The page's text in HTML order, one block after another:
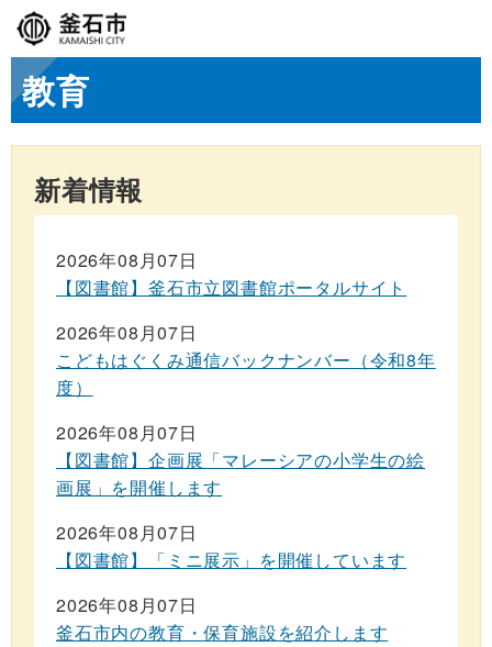
教育
新着情報
2026年08月07日
【図書館】釜石市立図書館ポータルサイト
2026年08月07日
こどもはぐくみ通信バックナンバー（令和8年
度）
2026年08月07日
【図書館】企画展「マレーシアの小学生の絵
画展」を開催します
2026年08月07日
【図書館】「ミニ展示」を開催しています
2026年08月07日
釜石市内の教育・保育施設を紹介します